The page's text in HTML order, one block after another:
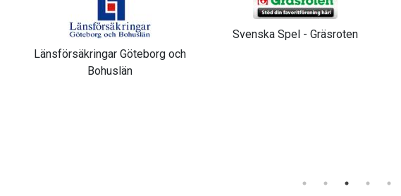
Länsförsäkringar Göteborg och
Bohuslän
Svenska Spel - Gräsroten